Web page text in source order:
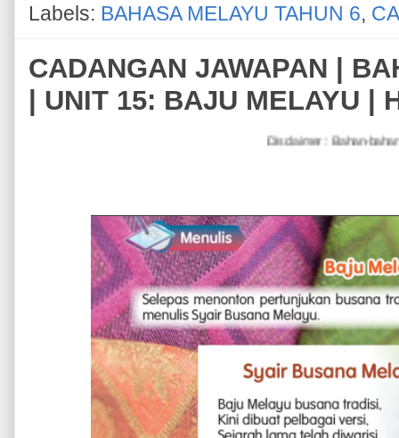
Labels: BAHASA MELAYU TAHUN 6,
CADANGAN JAWAPAN |
| UNIT 15: BAJU MELAYU |
Disclaimer : Bahan-bahan untuk tujuan PDPC sahaja